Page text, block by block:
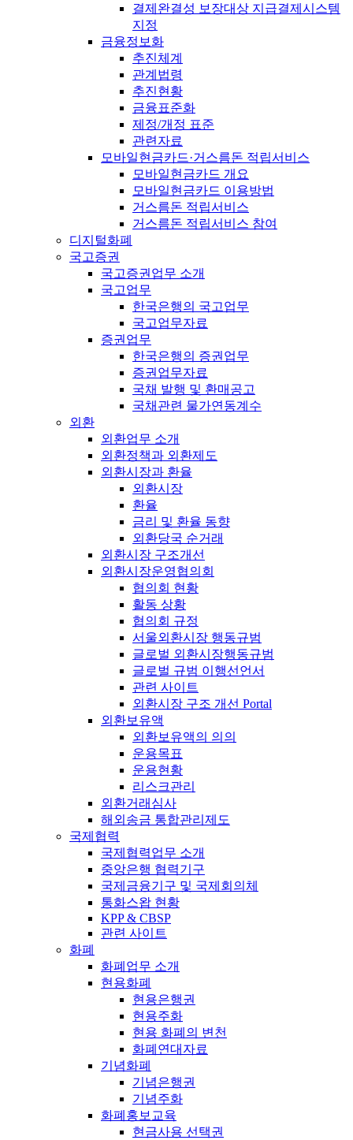
결제완결성 보장대상 지급결제시스템
지정
금융정보화
추진체계
관계법령
추진현황
금융표준화
제정/개정 표준
관련자료
모바일현금카드·거스름돈 적립서비스
모바일현금카드 개요
모바일현금카드 이용방법
거스름돈 적립서비스
거스름돈 적립서비스 참여
디지털화폐
국고증권
국고증권업무 소개
국고업무
한국은행의 국고업무
국고업무자료
증권업무
한국은행의 증권업무
증권업무자료
국채 발행 및 환매공고
국채관련 물가연동계수
외환
외환업무 소개
외환정책과 외환제도
외환시장과 환율
외환시장
환율
금리 및 환율 동향
외환당국 순거래
외환시장 구조개선
외환시장운영협의회
협의회 현황
활동 상황
협의회 규정
서울외환시장 행동규범
글로벌 외환시장행동규범
글로벌 규범 이행선언서
관련 사이트
외환시장 구조 개선 Portal
외환보유액
외환보유액의 의의
운용목표
운용현황
리스크관리
외환거래심사
해외송금 통합관리제도
국제협력
국제협력업무 소개
중앙은행 협력기구
국제금융기구 및 국제회의체
통화스왑 현황
KPP & CBSP
관련 사이트
화폐
화폐업무 소개
현용화폐
현용은행권
현용주화
현용 화폐의 변천
화폐연대자료
기념화폐
기념은행권
기념주화
화폐홍보교육
현금사용 선택권